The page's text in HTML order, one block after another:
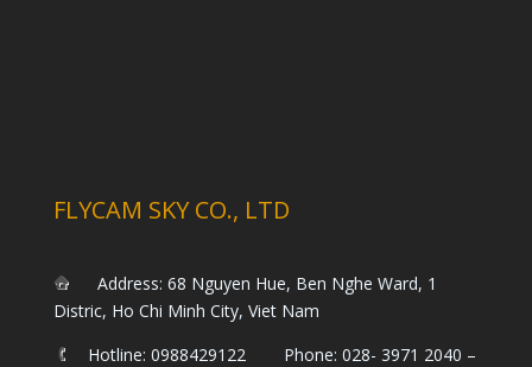
FLYCAM SKY CO., LTD
Address: 68 Nguyen Hue, Ben Nghe Ward, 1
Distric, Ho Chi Minh City, Viet Nam
Hotline: 0988429122 Phone: 028- 3971 2040 –